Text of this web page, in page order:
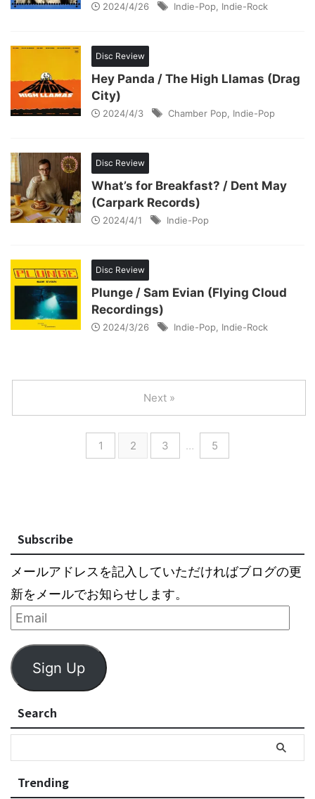
2024/4/26 Indie-Pop Indie-Rock
Disc Review
Hey Panda / The High Llamas (Drag
City)
2024/4/3 Chamber Pop Indie-Pop
Disc Review
What’s for Breakfast? / Dent May
(Carpark Records)
2024/4/1 Indie-Pop
Disc Review
Plunge / Sam Evian (Flying Cloud
Recordings)
2024/3/26 Indie-Pop Indie-Rock
1 2 3 … 5
Next »
Subscribe
メールアドレスを記入していただければブログの更
新をメールでお知らせします。
Sign Up
Search
Trending